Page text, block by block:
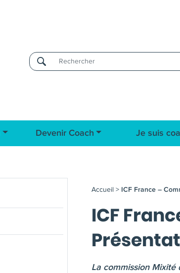
Username
Devenir Coach Je suis
Accueil > ICF France –
ICF
La commission Mixité